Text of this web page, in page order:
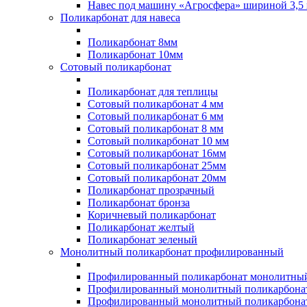
Навес под машину «Агросфера» шириной 3,5
Поликарбонат для навеса
Поликарбонат 8мм
Поликарбонат 10мм
Сотовый поликарбонат
Поликарбонат для теплицы
Сотовый поликарбонат 4 мм
Сотовый поликарбонат 6 мм
Сотовый поликарбонат 8 мм
Сотовый поликарбонат 10 мм
Сотовый поликарбонат 16мм
Сотовый поликарбонат 25мм
Сотовый поликарбонат 20мм
Поликарбонат прозрачный
Поликарбонат бронза
Коричневый поликарбонат
Поликарбонат желтый
Поликарбонат зеленый
Монолитный поликарбонат профилированный
Профилированный поликарбонат
Профилированный монолитный
Профилированный монолитный